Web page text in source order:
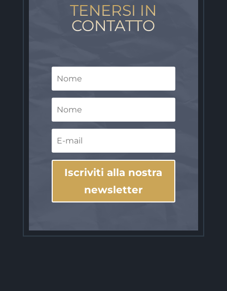
TENERSI IN
CONTATTO
Iscriviti alla nostra
newsletter